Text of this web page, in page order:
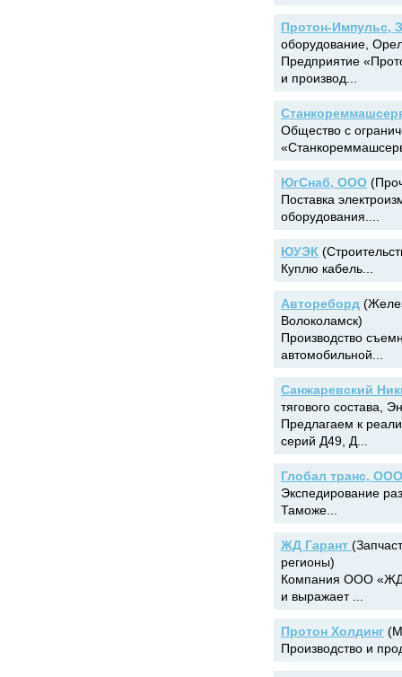
Протон-Импульс,
оборудование,
Предприятие
и производ...
Общество с
ЮгСнаб, ООО
Поставка
оборудования....
ЮУЭК
Куплю кабель...
Автореборд
Волоколамск)
Производство
автомобильной...
Санжаревский
тягового состава,
Предлагаем к
серий Д49, Д...
Глобал транс, ООО
Экспедирование
Таможе...
ЖД Гарант
регионы)
Компания ООО «ЖД-
и выражает ...
Протон Холдинг
Производство и